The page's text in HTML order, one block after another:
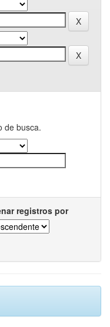
de busca.
registros por